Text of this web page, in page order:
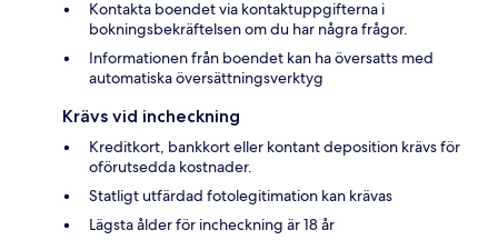
Kontakta boendet via kontaktuppgifterna i
bokningsbekräftelsen om du har några frågor.
Informationen från boendet kan ha översatts med
automatiska översättningsverktyg
Krävs vid incheckning
Kreditkort, bankkort eller kontant deposition krävs för
oförutsedda kostnader.
Statligt utfärdad fotolegitimation kan krävas
Lägsta ålder för incheckning är 18 år